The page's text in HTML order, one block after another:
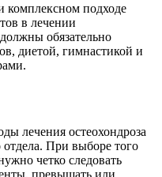
подходе
в лечении
обязательно
диетой, гимнастикой и
лечения остеохондроза
При выборе того
четко следовать